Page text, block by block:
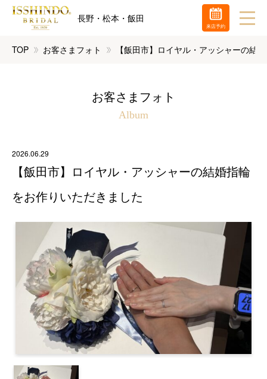
長野・松本・飯田
TOP お客さまフォト 【飯田市】ロイヤル・アッシャーの結
お客さまフォト
Album
2026.06.29
【飯田市】ロイヤル・アッシャーの結婚指輪
をお作りいただきました
来店予約